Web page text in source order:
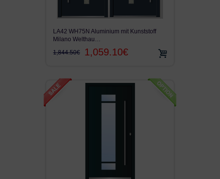
LA42 WH75N Aluminium mit Kunststoff
Milano Welthau…
1,844.50€
1,059.10€